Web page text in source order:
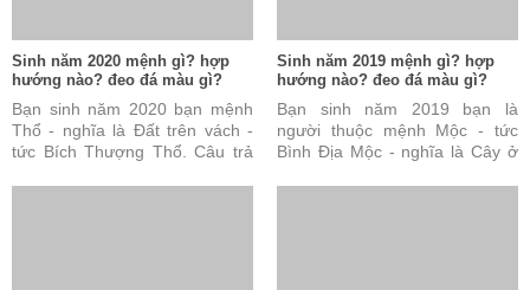
Sinh năm 2020 mệnh gì? hợp
hướng nào? đeo đá màu gì?
Bạn sinh năm 2020 bạn mệnh
Thổ - nghĩa là Đất trên vách -
tức Bích Thượng Thổ. Câu trả
Sinh năm 2019 mệnh gì? hợp
hướng nào? đeo đá màu gì?
Bạn sinh năm 2019 bạn là
người thuộc mệnh Mộc - tức
Bình Địa Mộc - nghĩa là Cây ở